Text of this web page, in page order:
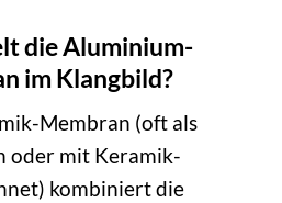
die Aluminium-
im Klangbild?
Membran (oft als
oder mit Keramik-
kombiniert die